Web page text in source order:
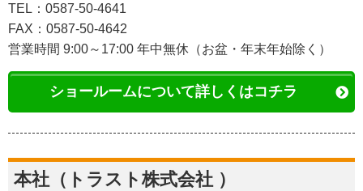
TEL：0587-50-4641
FAX：0587-50-4642
営業時間 9:00～17:00 年中無休（お盆・年末年始除く）
ショールームについて詳しくはコチラ
本社（トラスト株式会社 ）